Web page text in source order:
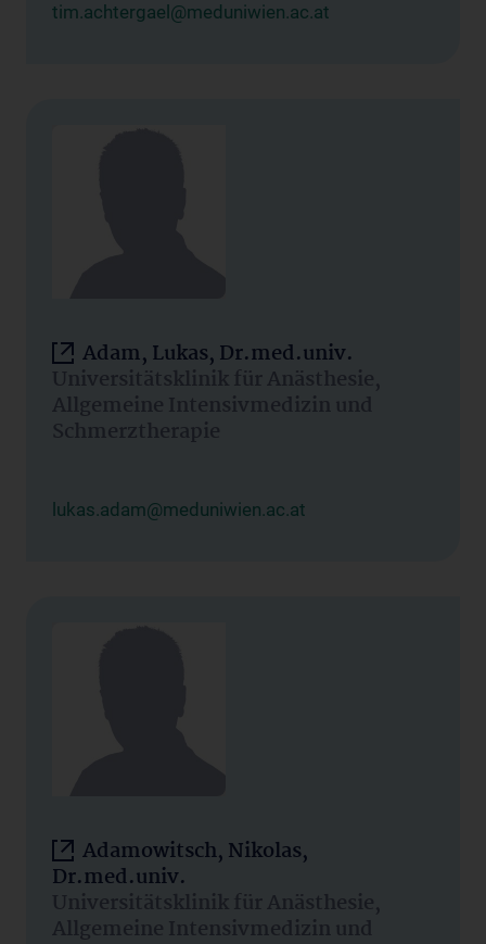
tim.achtergael@meduniwien.ac.at
Adam, Lukas, Dr.med.univ.
Universitätsklinik für Anästhesie,
Allgemeine Intensivmedizin und
Schmerztherapie
lukas.adam@meduniwien.ac.at
Adamowitsch, Nikolas,
Dr.med.univ.
Universitätsklinik für Anästhesie,
Allgemeine Intensivmedizin und